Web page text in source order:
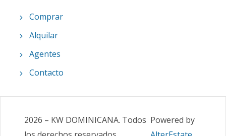
Comprar
Alquilar
Agentes
Contacto
2026 – KW DOMINICANA. Todos Powered by